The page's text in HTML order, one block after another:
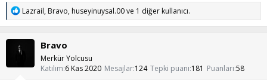
T
p
k
l
e
Lazrail,Bravo,huseyinuysal.00ve 1 diğer kullanıcı.
Bravo
Merkür Yolcusu
Katılım 6 Kas 2020 Mesajlar 124 Tepki puanı 181 Puanları 58